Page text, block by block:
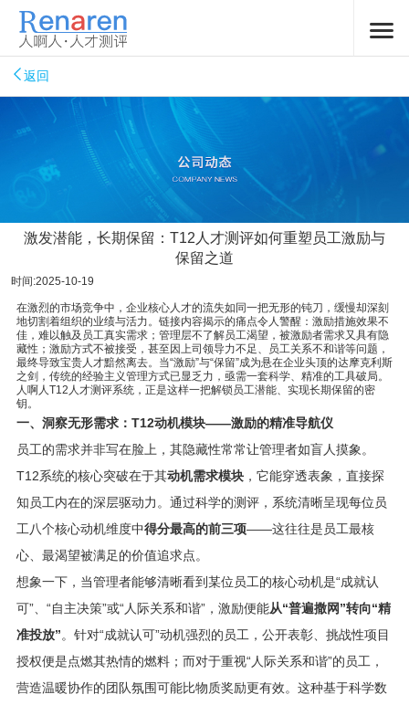
返回
激发潜能，长期保留：T12人才测评如何重塑员工激励与
保留之道
时间:2025-10-19
在激烈的市场竞争中，企业核心人才的流失如同一把无形的钝刀，缓慢却深刻
地切割着组织的业绩与活力。链接内容揭示的痛点令人警醒：激励措施效果不
佳，难以触及员工真实需求；管理层不了解员工渴望，被激励者需求又具有隐
藏性；激励方式不被接受，甚至因上司领导力不足、员工关系不和谐等问题，
最终导致宝贵人才黯然离去。当“激励”与“保留”成为悬在企业头顶的达摩克利斯
之剑，传统的经验主义管理方式已显乏力，亟需一套科学、精准的工具破局。
人啊人T12人才测评系统，正是这样一把解锁员工潜能、实现长期保留的密
钥。
一、洞察无形需求：T12动机模块——激励的精准导航仪
员工的需求并非写在脸上，其隐藏性常常让管理者如盲人摸象。
T12系统的核心突破在于其动机需求模块，它能穿透表象，直接探
知员工内在的深层驱动力。通过科学的测评，系统清晰呈现每位员
工八个核心动机维度中得分最高的前三项——这往往是员工最核
心、最渴望被满足的价值追求点。
想象一下，当管理者能够清晰看到某位员工的核心动机是“成就认
可”、“自主决策”或“人际关系和谐”，激励便能从“普遍撒网”转向“精
准投放”。针对“成就认可”动机强烈的员工，公开表彰、挑战性项目
授权便是点燃其热情的燃料；而对于重视“人际关系和谐”的员工，
营造温暖协作的团队氛围可能比物质奖励更有效。这种基于科学数